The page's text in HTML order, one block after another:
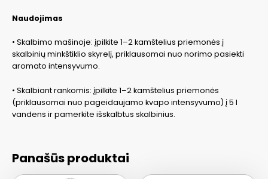
Naudojimas
• Skalbimo mašinoje: įpilkite 1–2 kamštelius priemonės į
skalbinių minkštiklio skyrelį, priklausomai nuo norimo pasiekti
aromato intensyvumo.
• Skalbiant rankomis: įpilkite 1–2 kamštelius priemonės
(priklausomai nuo pageidaujamo kvapo intensyvumo) į 5 l
vandens ir pamerkite išskalbtus skalbinius.
Panašūs produktai